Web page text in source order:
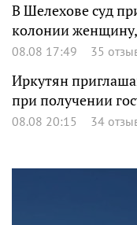
В Шелехове суд
колонии
08.08 17:49 35
Иркутян
при получении
08.08 20:15 34